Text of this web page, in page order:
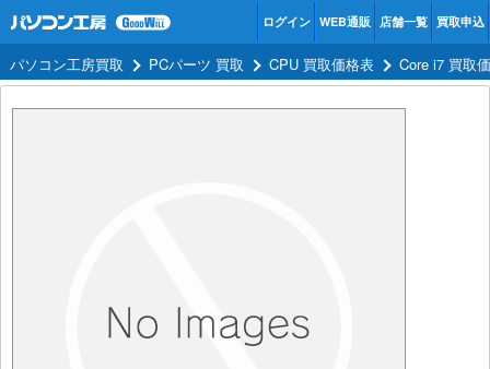
ログイン WEB通販 店舗一覧 買取申込
パソコン工房買取 PCパーツ 買取 CPU 買取価格表 Core i7 買取